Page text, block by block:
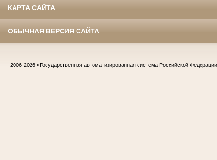
КАРТА САЙТА
ОБЫЧНАЯ ВЕРСИЯ САЙТА
2006-2026 «Государственная автоматизированная система Российской